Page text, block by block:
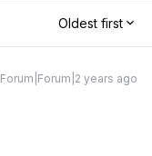
Oldest first
Forum|Forum|2 years ago